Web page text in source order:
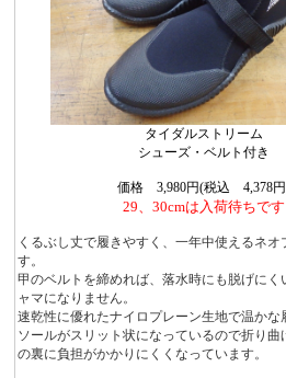
タイダルストリーム
シューズ・ベルト付き
価格 3,980円(税込 4,378
29、30cmは入荷待ちです
くるぶし丈で履きやすく、一年中使えるネ
す。
甲のベルトを締めれば、落水時にも脱げにく
ャマになりません。
速乾性に優れたナイロプレーン生地で温かな
ソールがスリット状になっているので折り曲
の裏に負担がかかりにくくなっています。